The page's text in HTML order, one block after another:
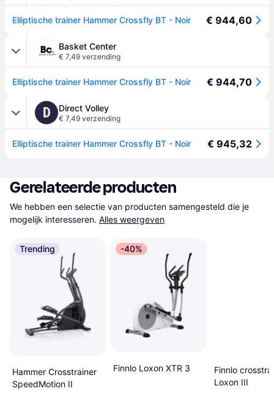
Elliptische trainer Hammer Crossfly BT - Noir € 944,60
Basket Center
€ 7,49 verzending
Elliptische trainer Hammer Crossfly BT - Noir € 944,70
D Direct Volley
€ 7,49 verzending
Elliptische trainer Hammer Crossfly BT - Noir € 945,32
Gerelateerde producten
We hebben een selectie van producten samengesteld die je
mogelijk interesseren. Alles weergeven
Trending
Hammer Crosstrainer
SpeedMotion II
-40%
Finnlo Loxon XTR 3
Finnlo
Loxon III